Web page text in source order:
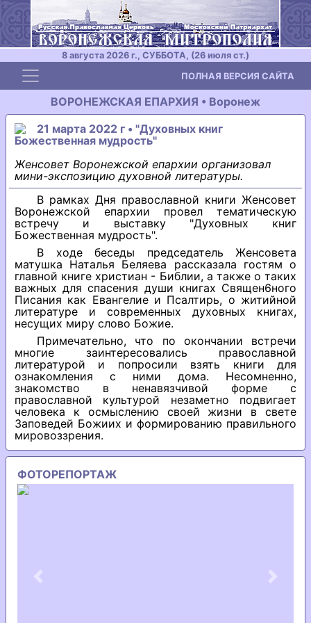
8 августа 2026 г., СУББОТА, (26 июля ст.)
Toggle navigation ПОЛНАЯ ВЕРСИЯ САЙТА
ВОРОНЕЖСКАЯ ЕПАРХИЯ • Воронеж
21 марта 2022 г • "Духовных книг
Божественная мудрость"
Женсовет Воронежской епархии организовал
мини-экспозицию духовной литературы.
В рамках Дня православной книги Женсовет
Воронежской епархии провел тематическую
встречу и выставку "Духовных книг
Божественная мудрость".
В ходе беседы председатель Женсовета
матушка Наталья Беляева рассказала гостям о
главной книге христиан - Библии, а также о таких
важных для спасения души книгах Священ6ного
Писания как Евангелие и Псалтирь, о житийной
литературе и современных духовных книгах,
несущих миру слово Божие.
Примечательно, что по окончании встречи
многие заинтересовались православной
литературой и попросили взять книги для
ознакомления с ними дома. Несомненно,
знакомство в ненавязчивой форме с
православной культурой незаметно подвигает
человека к осмыслению своей жизни в свете
Заповедей Божиих и формированию правильного
мировоззрения.
ФОТОРЕПОРТАЖ
Previous Next